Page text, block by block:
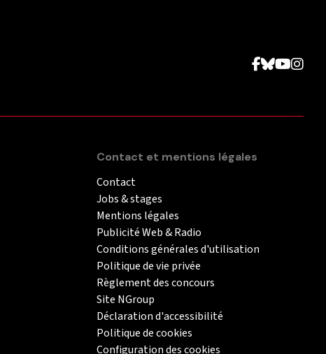
Contact et mentions légales
Contact
Jobs & stages
Mentions légales
Publicité Web & Radio
Conditions générales d'utilisation
Politique de vie privée
Règlement des concours
Site NGroup
Déclaration d'accessibilité
Politique de cookies
Configuration des cookies